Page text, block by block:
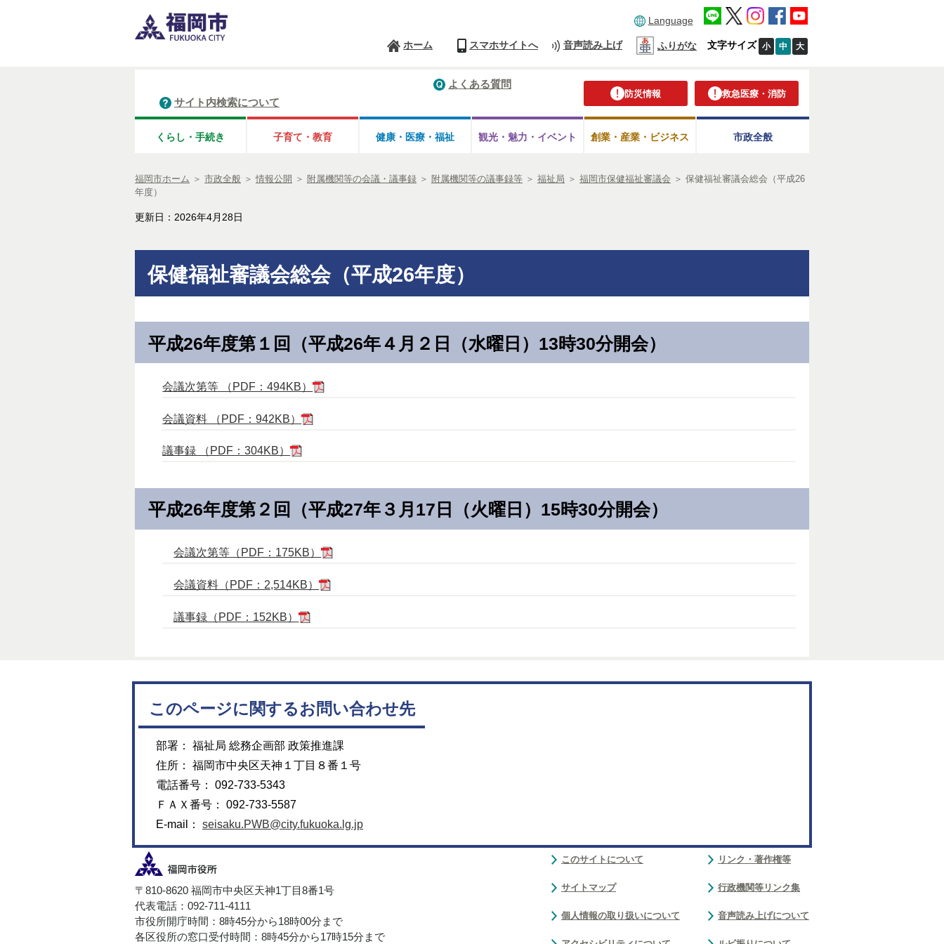
Language
ホーム スマホサイトへ 音声読み上げ ふりがな 文字サイズ 小 中 大
防災情報 救急医療・消防
よくある質問
サイト内検索について
くらし・手続き 子育て・教育 健康・医療・ 福祉 観光・魅力・ イベント 創業・産業・ビジネス 市政全般
福岡市ホーム ＞ 市政全般 ＞ 情報公開 ＞ 附属機関等の会議・議事録 ＞ 附属機関等の議事録等 ＞ 福祉局 ＞ 福岡市保健福祉審議会 ＞ 保健福祉審議会総会（平成26
年度）
更新日：2026年4月28日
保健福祉審議会総会（平成26年度）
平成26年度第１回（平成26年４月２日（水曜日）13時30分開会）
会議次第等 （PDF：494KB）
会議資料 （PDF：942KB）
議事録 （PDF：304KB）
平成26年度第２回（平成27年３月17日（火曜日）15時30分開会）
会議次第等（PDF：175KB）
会議資料（PDF：2,514KB）
議事録（PDF：152KB）
このページに関するお問い合わせ先
部署： 福祉局 総務企画部 政策推進課
住所： 福岡市中央区天神１丁目８番１号
電話番号： 092-733-5343
ＦＡＸ番号： 092-733-5587
E-mail： seisaku.PWB@city.fukuoka.lg.jp
〒810-8620 福岡市中央区天神1丁目8番1号
代表電話：092-711-4111
市役所開庁時間：8時45分から18時00分まで
各区役所の窓口受付時間：8時45分から17時15分まで
このサイトについて
サイトマップ
個人情報の取り扱いについて
リンク・著作権等
行政機関等リンク集
音声読み上げについて